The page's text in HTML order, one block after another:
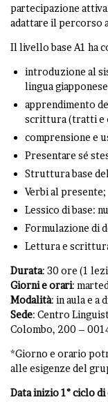
partecipazione
adattare il percorso
Il livello base A1 ha
introduzione al
lingua
apprendimento
scrittura (tratti e
comprensione e
Presentare sé
Struttura base
Verbi al presente;
Lessico di base:
Formulazione di
Lettura e
Durata: 30 ore (1
Giorni e orari:
Modalità: in aula e a
Sede: Centro
Colombo, 200 –
*Giorno e orario
alle esigenze del
Data inizio 1° ciclo